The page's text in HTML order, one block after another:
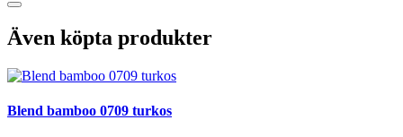
Även köpta produkter
Blend bamboo 0709 turkos